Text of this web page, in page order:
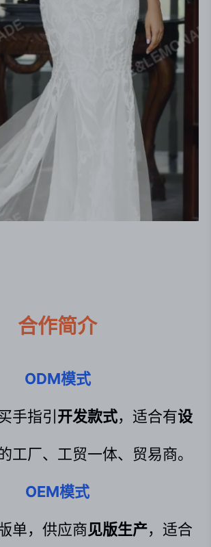
合作简介
ODM模式
手指引 开发款式，适合有设
工厂、工贸一体、贸易商。
OEM模式
单，供应商见版生产，适合